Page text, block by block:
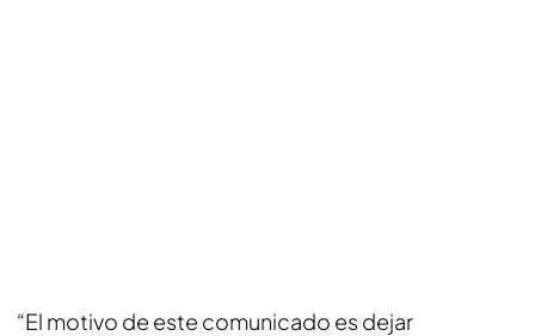
“El motivo de este comunicado es dejar